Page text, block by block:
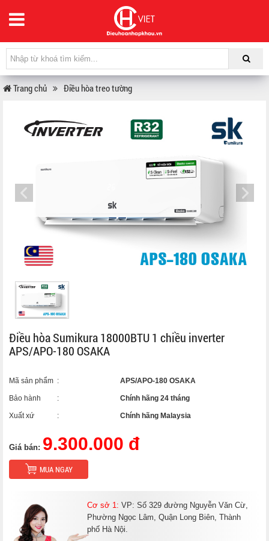
Trang chủ Điều hòa treo tường
Điều hòa Sumikura 18000BTU 1 chiều inverter
APS/APO-180 OSAKA
Mã sản phẩm : APS/APO-180 OSAKA
Bảo hành : Chính hãng 24 tháng
Xuất xứ : Chính hãng Malaysia
Giá bán: 9.300.000 đ
MUA NGAY
Cơ sở 1: VP: Số 329 đường Nguyễn Văn Cừ,
Phường Ngọc Lâm, Quận Long Biên, Thành
phố Hà Nội.